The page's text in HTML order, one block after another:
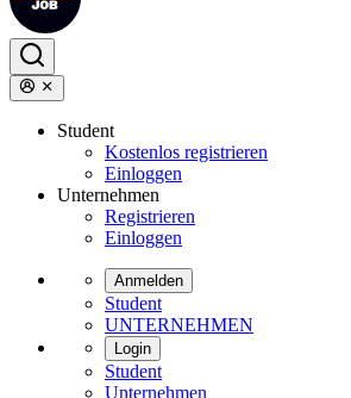
Student
Kostenlos registrieren
Einloggen
Unternehmen
Registrieren
Einloggen
Anmelden
Student
UNTERNEHMEN
Login
Student
Unternehmen